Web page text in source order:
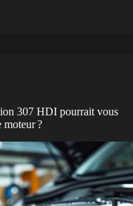
307 HDI pourrait vous
moteur ?